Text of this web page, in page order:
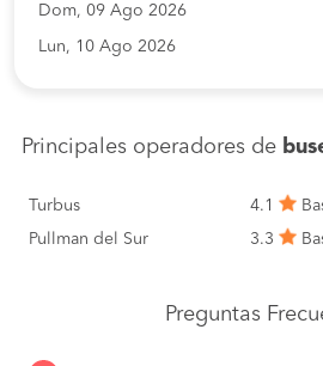
Dom, 09 Ago 2026
Lun, 10 Ago 2026
Principales operadores de
Turbus 4.1
Pullman del Sur
3.3
Preguntas